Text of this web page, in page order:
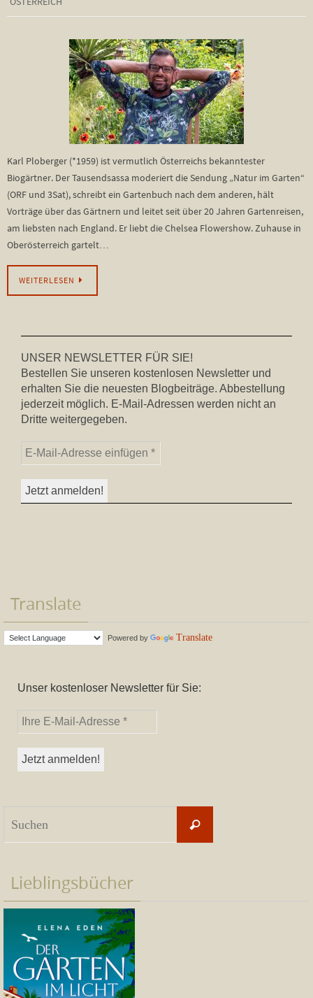
Karl Ploberger (*1959) ist vermutlich Österreichs bekanntester
Biogärtner. Der Tausendsassa moderiert die Sendung „Natur im Garten“
(ORF und 3Sat), schreibt ein Gartenbuch nach dem anderen, hält
Vorträge über das Gärtnern und leitet seit über 20 Jahren Gartenreisen,
am liebsten nach England. Er liebt die Chelsea Flowershow. Zuhause in
Oberösterreich gartelt…
WEITERLESEN
UNSER NEWSLETTER FÜR SIE!
Bestellen Sie unseren kostenlosen Newsletter und
erhalten Sie die neuesten Blogbeiträge. Abbestellung
jederzeit möglich. E-Mail-Adressen werden nicht an
Dritte weitergegeben.
Translate
Powered by Translate
Unser kostenloser Newsletter für Sie:
Suchen
Lieblingsbücher